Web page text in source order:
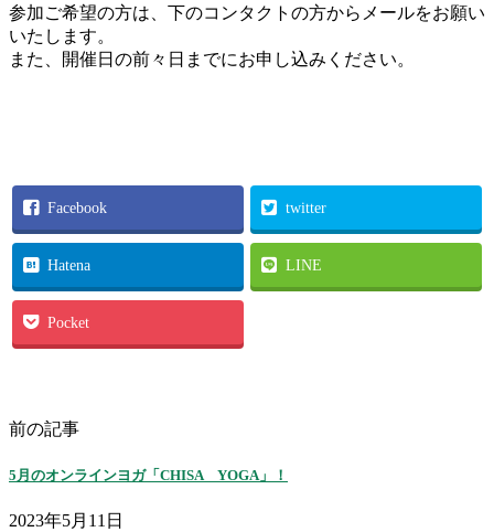
参加ご希望の方は、下のコンタクトの方からメールをお願い
いたします。
また、開催日の前々日までにお申し込みください。
Facebook twitter
Hatena LINE
Pocket
前の記事
5月のオンラインヨガ「CHISA YOGA」！
2023年5月11日